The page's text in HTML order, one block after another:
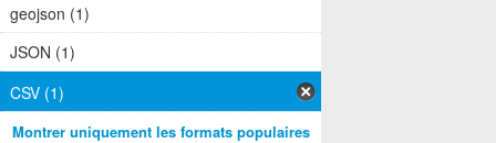
geojson (1)
JSON (1)
CSV (1)
Montrer uniquement les formats populaires